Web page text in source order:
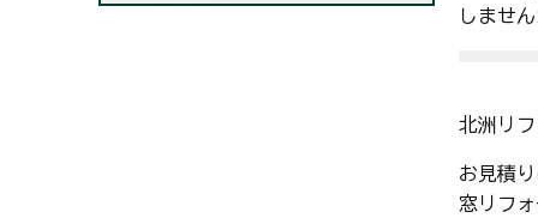
しませ
北洲リ
お見積
窓リフ